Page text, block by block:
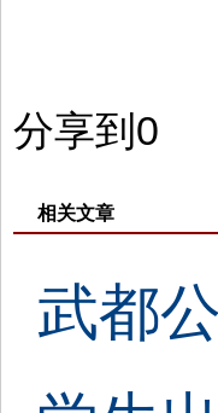
分享到0
相关文章
武都